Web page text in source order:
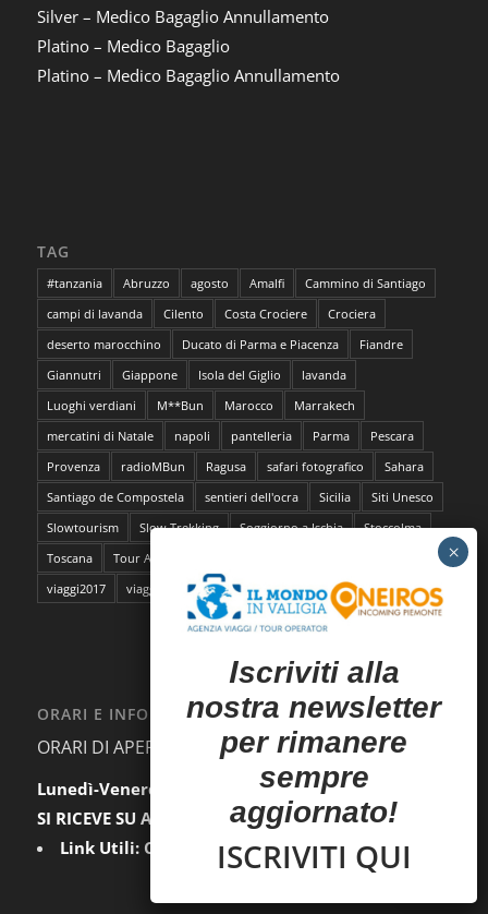
Silver – Medico Bagaglio Annullamento
Platino – Medico Bagaglio
Platino – Medico Bagaglio Annullamento
TAG
#tanzania Abruzzo agosto Amalfi
Cammino di Santiago
campi di lavanda
Cilento Costa Crociere
Crociera
deserto marocchino
Ducato di Parma e Piacenza
Fiandre
Giannutri
Giappone Isola del Giglio
lavanda
Luoghi verdiani
M**Bun Marocco
Marrakech
mercatini di Natale
napoli pantelleria Parma
Pescara
Provenza
radioMBun Ragusa safari fotografico
Sahara
Santiago de Compostela
sentieri dell'ocra Sicilia
Siti Unesco
Slowtourism
Slow Trekking Soggiorno a Ischia
Stoccolma
Toscana
Tour Abruzzo
viaggi2017
viaggi da film
ORARI E INFORMAZIONI
ORARI DI APERTURA AL PUBBLICO:
Lunedì-Venerdì:
9.30-12.30 / 15.00-18.00
SI RICEVE SU APPUNTAMENTO
Link Utili: Condizioni Generali|Privacy
Iscriviti alla
nostra newsletter
per rimanere
sempre
aggiornato!
ISCRIVITI QUI